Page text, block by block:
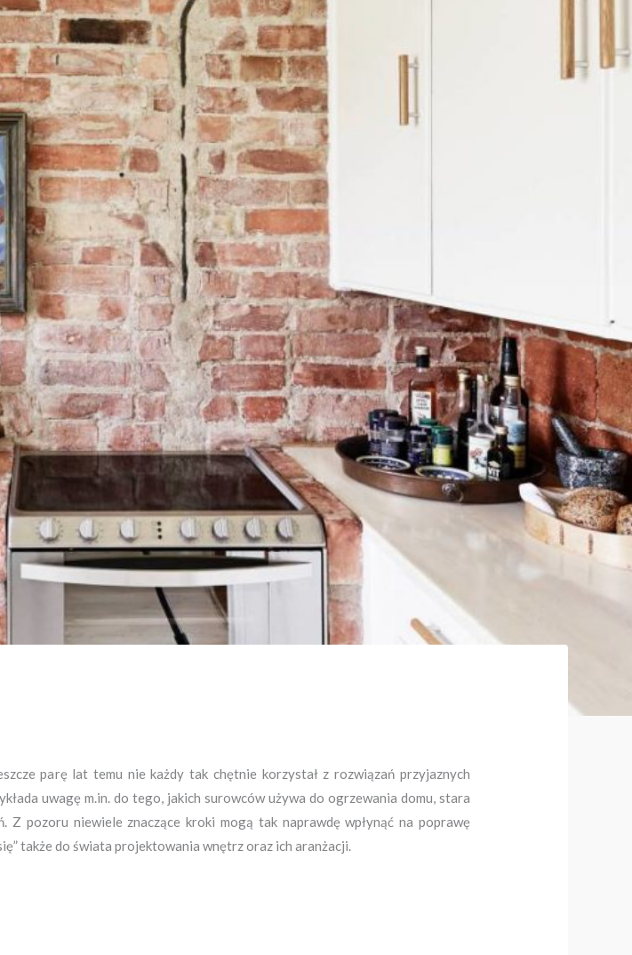
parę lat temu nie każdy tak chętnie korzystał z rozwiązań przyjaznych
uwagę m.in. do tego, jakich surowców używa do ogrzewania domu, stara
pozoru niewiele znaczące kroki mogą tak naprawdę wpłynąć na poprawę
także do świata projektowania wnętrz oraz ich aranżacji.